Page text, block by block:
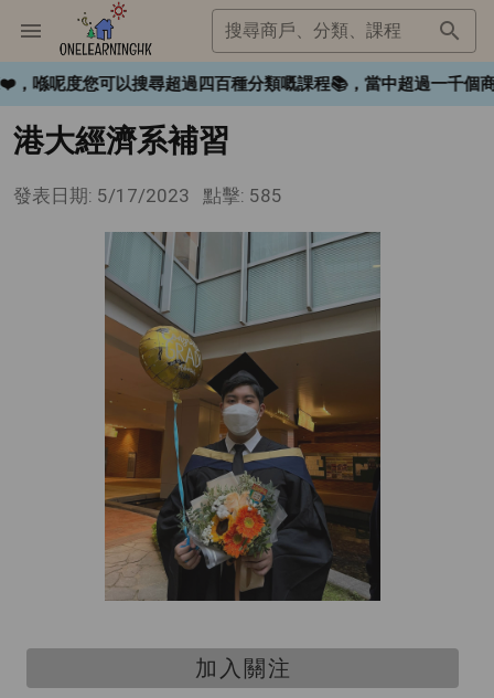
搜尋商戶、分類、課程
呢度您可以搜尋超過四百種分類嘅課程📚，當中超過一千個商
港大經濟系補習
發表日期: 5/17/2023 點擊: 585
加入關注